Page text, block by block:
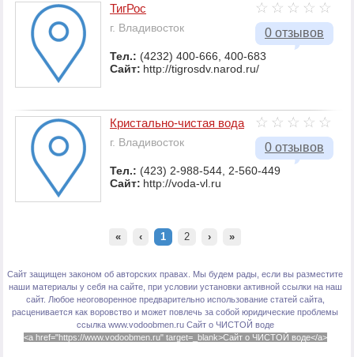
0 отзывов
ТигРос
г. Владивосток
Тел.: (4232) 400-666, 400-683
Сайт: http://tigrosdv.narod.ru/
0 отзывов
Кристально-чистая вода
г. Владивосток
Тел.: (423) 2-988-544, 2-560-449
Сайт: http://voda-vl.ru
« ‹ 1 2 › »
Сайт защищен законом об авторских правах. Мы будем рады, если вы разместите
наши материалы у себя на сайте, при условии установки активной ссылки на наш
сайт. Любое неоговоренное предварительно использование статей сайта,
расценивается как воровство и может повлечь за собой юридические проблемы
ссылка www.vodoobmen.ru Сайт о ЧИСТОЙ воде
<a href="https://www.vodoobmen.ru" target=_blank>Сайт о ЧИСТОЙ воде</a>